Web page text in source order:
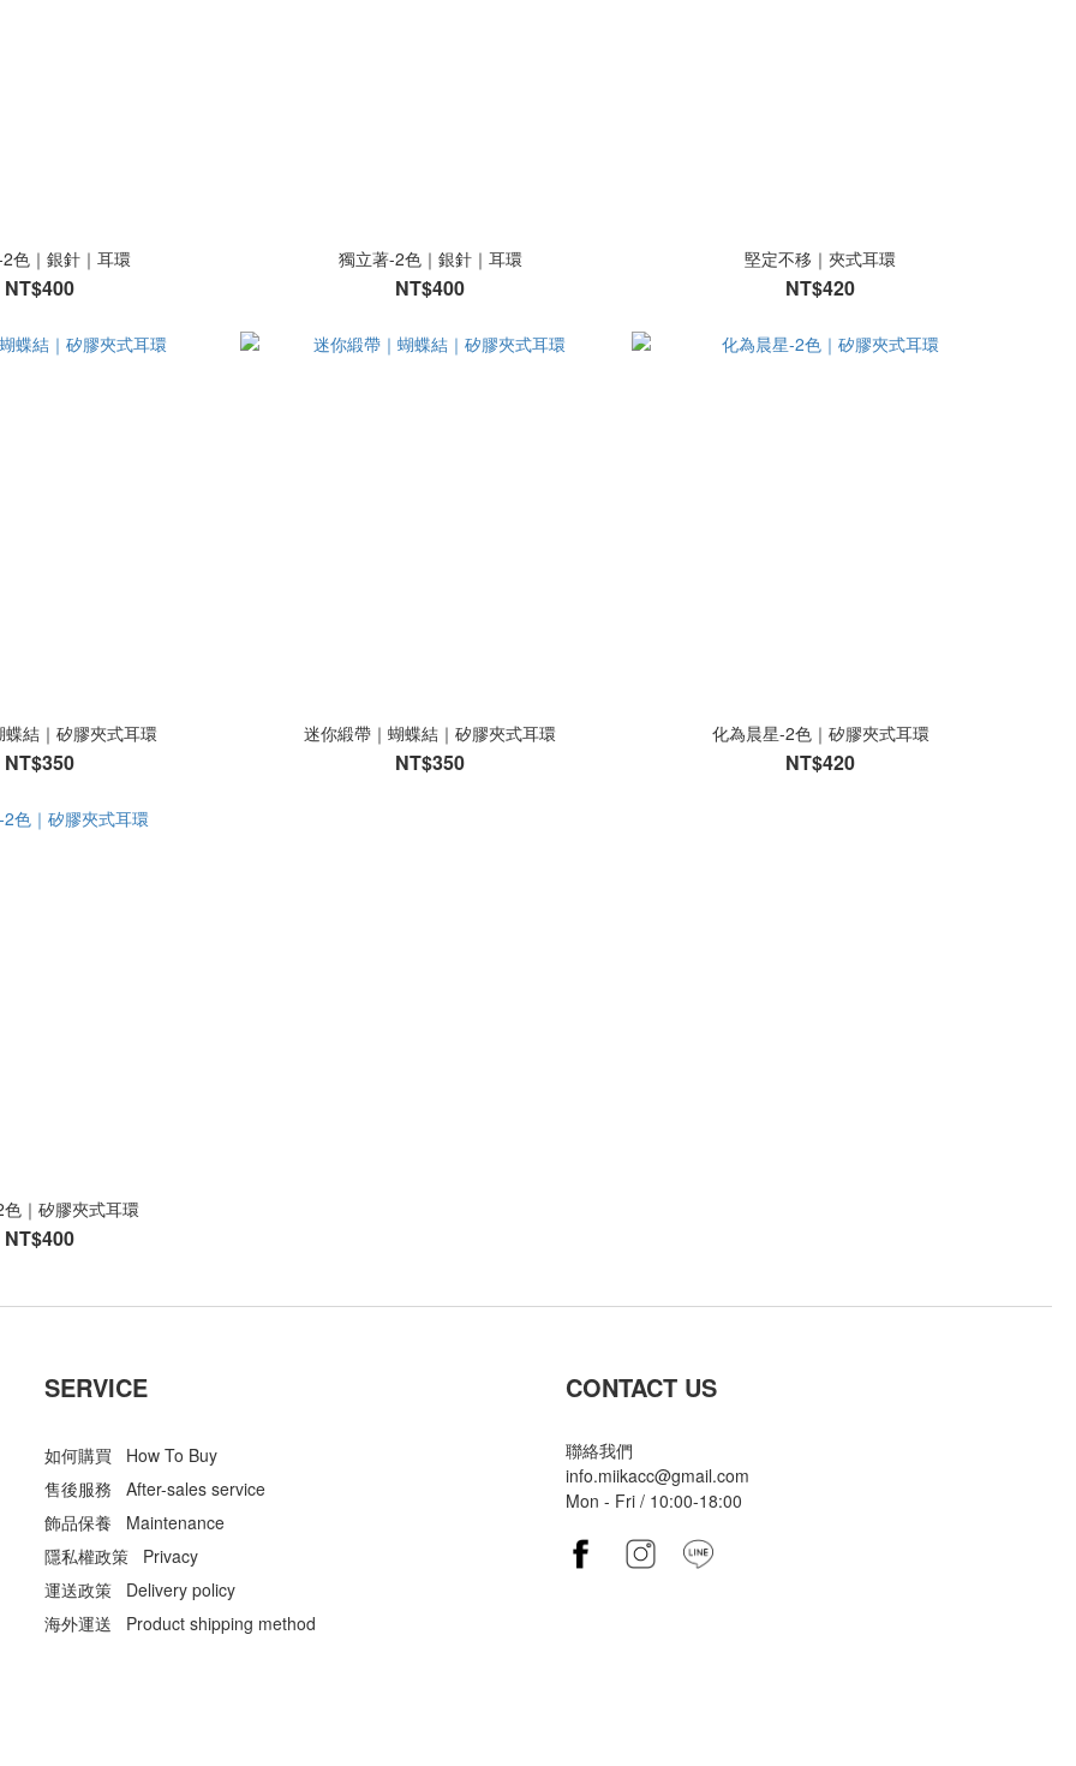
色｜銀針｜耳環
NT$400
獨立著-2色｜銀針｜耳環
NT$400
堅定不移｜夾式耳環
NT$420
結｜矽膠夾式耳環
NT$350
迷你緞帶｜蝴蝶結｜矽膠夾式耳環
NT$350
化為晨星-2色｜矽膠夾式耳環
NT$420
｜矽膠夾式耳環
NT$400
SERVICE
如何購買 How To Buy
售後服務 After-sales service
飾品保養 Maintenance
隱私權政策 Privacy
運送政策 Delivery policy
海外運送 Product shipping method
CONTACT US
聯絡我們
info.miikacc@gmail.com
Mon - Fri / 10:00-18:00